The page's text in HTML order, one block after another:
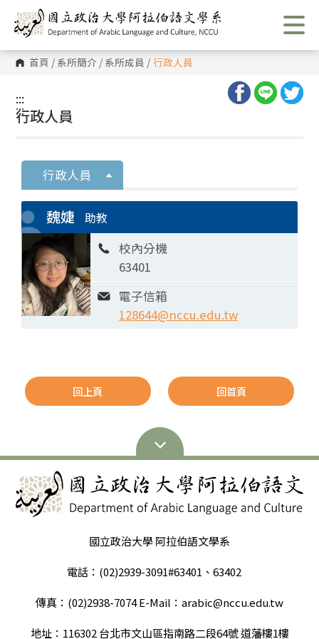
跳
到
主
內
容 首頁 / 系所簡介 / 系所成員 / 行政人員
:::
:::
行政人員
行政人員
魏婕 助教
校內分機
63401
電子信箱
128644@nccu.edu.tw
回上頁 回首頁
國立政治大學 阿拉伯語文學系
電話：(02)2939-3091#63401、63402
傳真：(02)2938-7074 E-Mail：arabic@nccu.edu.tw
地址：116302 台北市文山區指南路二段64號 道藩樓1樓